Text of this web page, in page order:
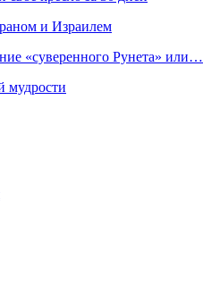
и Израилем
«суверенного Рунета» или…
мудрости